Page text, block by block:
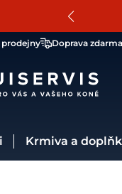
prodejny Doprava
Krmiva a